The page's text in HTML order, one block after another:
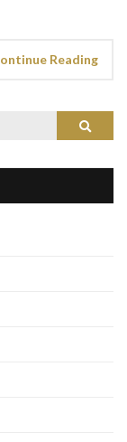
Reading
Search